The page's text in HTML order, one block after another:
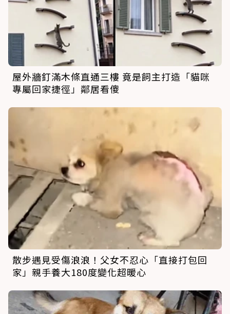
屋外牆釘滿木條直通三樓 竟是飼主打造「貓咪
專屬回家捷徑」鄰居看傻
散步遇見受傷浪浪！父女不忍心「直接打包回
家」親手養大180度變化超暖心